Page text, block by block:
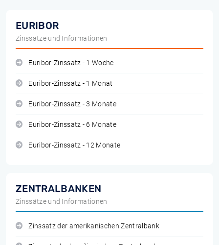
EURIBOR
Zinssätze und Informationen
Euribor-Zinssatz - 1 Woche
Euribor-Zinssatz - 1 Monat
Euribor-Zinssatz - 3 Monate
Euribor-Zinssatz - 6 Monate
Euribor-Zinssatz - 12 Monate
ZENTRALBANKEN
Zinssätze und Informationen
Zinssatz der amerikanischen Zentralbank